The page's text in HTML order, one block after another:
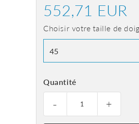
552,71 EUR
Choisir votre taille de
Quantité
+
-